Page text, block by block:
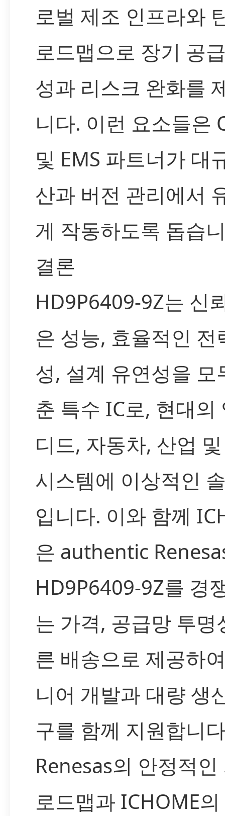
로벌 제조 인프라와
로드맵으로 장기 공
성과 리스크 완화를
니다. 이런 요소들은
및 EMS 파트너가 대
산과 버전 관리에서
게 작동하도록 돕습
결론
HD9P6409-9Z는 신
은 성능, 효율적인 전
성, 설계 유연성을 모
춘 특수 IC로, 현대의
디드, 자동차, 산업
시스템에 이상적인
입니다. 이와 함께
은 authentic
HD9P6409-9Z를 경
는 가격, 공급망 투명
른 배송으로 제공하
니어 개발과 대량 생
구를 함께 지원합니
Renesas의 안정적인
로드맵과 ICHOME